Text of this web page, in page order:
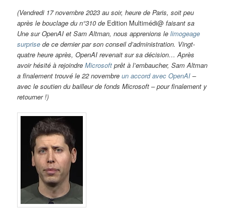
(Vendredi 17 novembre 2023 au soir, heure de Paris, soit peu
après le bouclage du n°310 de Edition Multimédi@ faisant sa
Une sur OpenAI et Sam Altman, nous apprenions lelimogeage
surprise de ce dernier par son conseil d’administration. Vingt-
quatre heure après, OpenAI revenait sur sa décision… Après
avoir hésité à rejoindreMicrosoft prêt à l’embaucher, Sam Altman
a finalement trouvé le 22 novembreun accord avec OpenAI –
avec le soutien du bailleur de fonds Microsoft – pour finalement y
retourner !)